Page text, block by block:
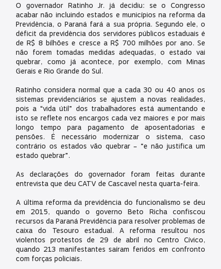
O governador Ratinho Jr. já decidiu: se o Congresso
acabar não incluindo estados e municípios na reforma da
Previdência, o Paraná fará a sua própria. Segundo ele, o
déficit da previdência dos servidores públicos estaduais é
de R$ 8 bilhões e cresce a R$ 700 milhões por ano. Se
não forem tomadas medidas adequadas, o estado vai
quebrar, como já acontece, por exemplo, com Minas
Gerais e Rio Grande do Sul.
Ratinho considera normal que a cada 30 ou 40 anos os
sistemas previdenciários se ajustem a novas realidades,
pois a “vida útil” dos trabalhadores está aumentando e
isto se reflete nos encargos cada vez maiores e por mais
longo tempo para pagamento de aposentadorias e
pensões. É necessário modernizar o sistema, caso
contrário os estados vão quebrar – “e não justifica um
estado quebrar”.
As declarações do governador foram feitas durante
entrevista que deu CATV de Cascavel nesta quarta-feira.
A última reforma da previdência do funcionalismo se deu
em 2015, quando o governo Beto Richa confiscou
recursos da Paraná Previdência para resolver problemas de
caixa do Tesouro estadual. A reforma resultou nos
violentos protestos de 29 de abril no Centro Cívico,
quando 213 manifestantes saíram feridos em confronto
com forças policiais.